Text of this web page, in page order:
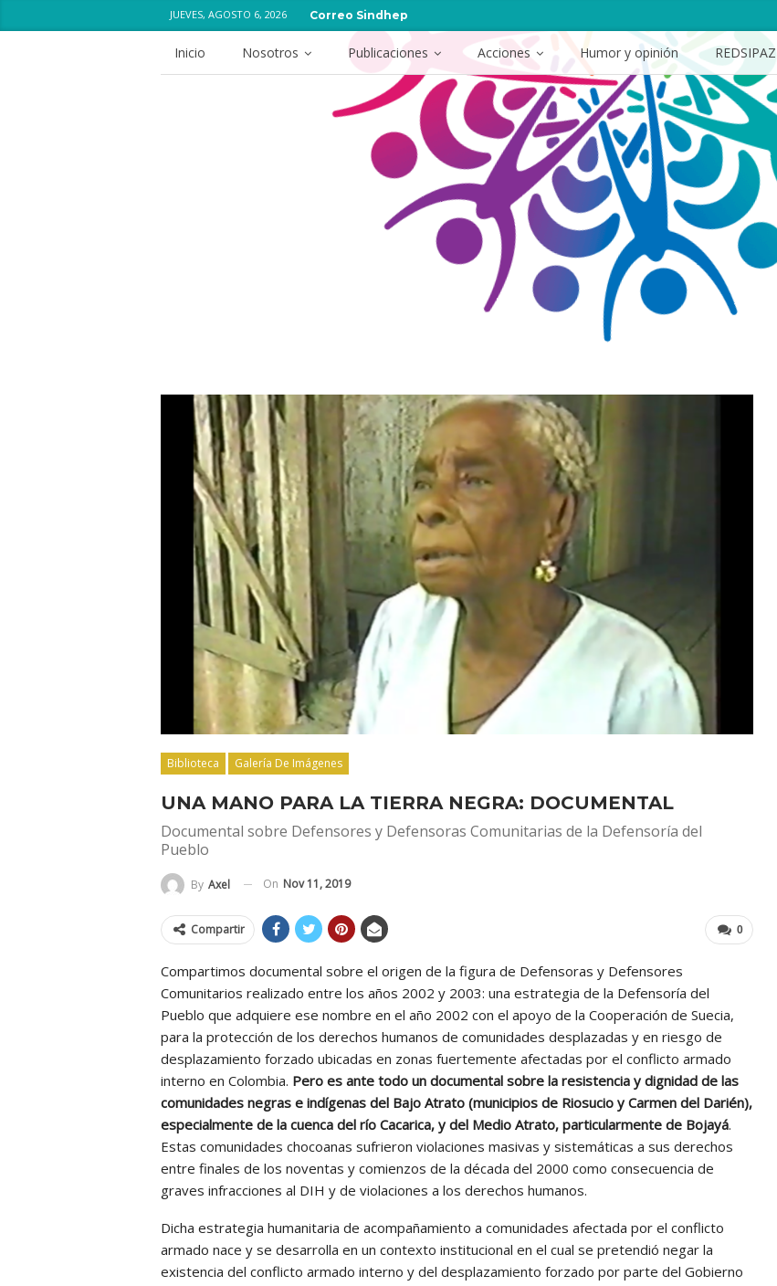
JUEVES, AGOSTO 6, 2026 Correo Sindhep
Inicio Nosotros Publicaciones Acciones Humor y opinión REDSIPAZ
Biblioteca Galería De Imágenes
UNA MANO PARA LA TIERRA NEGRA: DOCUMENTAL
Documental sobre Defensores y Defensoras Comunitarias de la Defensoría del
Pueblo
By Axel On Nov 11, 2019
0
Compartir
Compartimos documental sobre el origen de la figura de Defensoras y Defensores
Comunitarios realizado entre los años 2002 y 2003: una estrategia de la Defensoría del
Pueblo que adquiere ese nombre en el año 2002 con el apoyo de la Cooperación de Suecia,
para la protección de los derechos humanos de comunidades desplazadas y en riesgo de
desplazamiento forzado ubicadas en zonas fuertemente afectadas por el conflicto armado
interno en Colombia. Pero es ante todo un documental sobre la resistencia y dignidad de las
comunidades negras e indígenas del Bajo Atrato (municipios de Riosucio y Carmen del Darién),
especialmente de la cuenca del río Cacarica, y del Medio Atrato, particularmente de Bojayá.
Estas comunidades chocoanas sufrieron violaciones masivas y sistemáticas a sus derechos
entre finales de los noventas y comienzos de la década del 2000 como consecuencia de
graves infracciones al DIH y de violaciones a los derechos humanos.
Dicha estrategia humanitaria de acompañamiento a comunidades afectada por el conflicto
armado nace y se desarrolla en un contexto institucional en el cual se pretendió negar la
existencia del conflicto armado interno y del desplazamiento forzado por parte del Gobierno